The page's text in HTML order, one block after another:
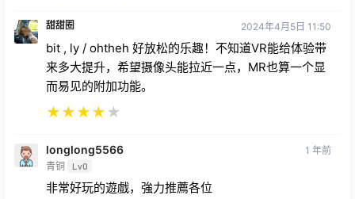
甜甜圈 2024年4月5日 11:50
bit , ly / ohtheh 好放松的乐趣！不知道VR能给体验带
来多大提升，希望摄像头能拉近一点，MR也算一个显
而易见的附加功能。
★★★★★
longlong5566
青铜 Lv0
1 年前
非常好玩的遊戲，強力推薦各位